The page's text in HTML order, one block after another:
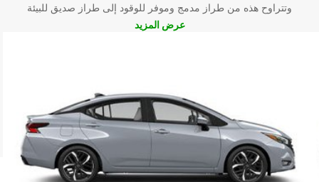
وتتراوح هذه من طراز مدمج وموفر للوقود إلى طراز صديق للبيئة
عرض المزيد